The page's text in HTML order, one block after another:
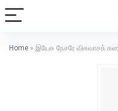
Home » இயேசு நேசரே விசுவாசக்